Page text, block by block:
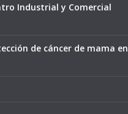
Industrial y Comercial
de cáncer de mama en